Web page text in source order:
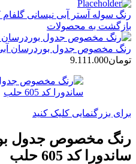
رنگ سوله آستر آبی نیسانی گلفام کد 705
بازگشت به محصولات
رنگ مخصوص جدول بوردرسان آبی
تومان9.111.000
برای بزرگنمایی کلیک کنید
رنگ مخصوص جدول
ساندورا کد 605 حلب